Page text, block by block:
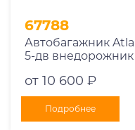
67788
Автобагажник
5-дв внедорожник
от 10 600 ₽
Подробнее